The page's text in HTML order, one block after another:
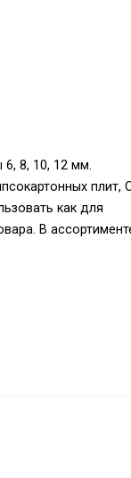
8, 10, 12 мм.
плит,
как для
В